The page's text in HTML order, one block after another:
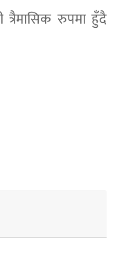
त्रैमासिक रुपमा हुँदै